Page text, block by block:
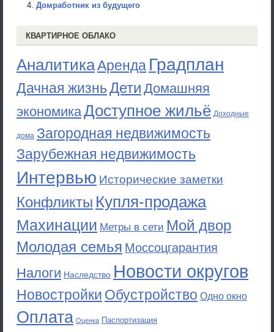
Домработник из будущего
КВАРТИРНОЕ ОБЛАКО
АналитикаАренда Градплан
Дачная жизньДети Домашняя
экономикаДоступное жильё Доходные
дома Загородная недвижимость
Зарубежная недвижимость
Интервью Исторические заметки
Конфликты Купля-продажа
Махинации Метры в сети Мой двор
Молодая семья Моссоцгарантия
Налоги Наследство Новости округов
Новостройки Обустройство Одно окно
Оплата Оценка Паспортизация